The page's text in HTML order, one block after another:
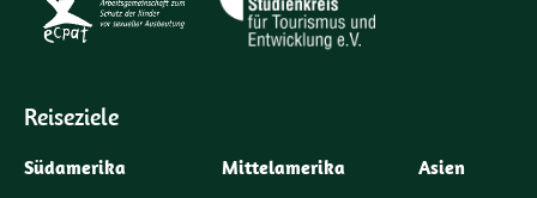
Reiseziele
Südamerika Mittelamerika Asien